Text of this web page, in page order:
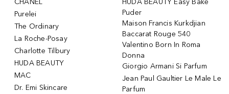
CHANEL
Purelei
The Ordinary
La Roche-Posay
Charlotte Tilbury
HUDA BEAUTY
MAC
Dr. Emi Skincare
HUDA BEAUTY Easy Bake
Puder
Maison Francis Kurkdjian
Baccarat Rouge 540
Valentino Born In Roma
Donna
Giorgio Armani Si Parfum
Jean Paul Gaultier Le Male Le
Parfum